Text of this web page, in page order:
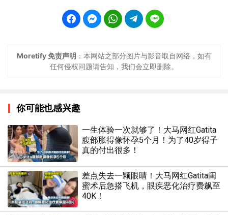
Moretify 免责声明 ：本网站之部分图片与影音取自网络，如有
任何侵权问题请告知，我们会立即删除。
你可能也感兴趣
一生体验一次就够了！大马网红Gatita
腹部胀得像怀孕5个月！为了40岁得子
真的付出很多！
差点失去一颗眼睛！大马网红Gatita闺
蜜术后急搭飞机，眼疾恶化治疗费飙至
40K！